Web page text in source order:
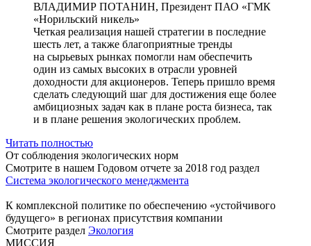
ВЛАДИМИР ПОТАНИН, Президент ПАО «ГМК
«Норильский никель»
Четкая реализация нашей стратегии в последние
шесть лет, а также благоприятные тренды
на сырьевых рынках помогли нам обеспечить
один из самых высоких в отрасли уровней
доходности для акционеров. Теперь пришло время
сделать следующий шаг для достижения еще более
амбициозных задач как в плане роста бизнеса, так
и в плане решения экологических проблем.
Читать полностью
От соблюдения экологических норм
Смотрите в нашем Годовом отчете за 2018 год раздел
Система экологического менеджмента
К комплексной политике по обеспечению «устойчивого
будущего» в регионах присутствия компании
Смотрите раздел Экология
МИССИЯ